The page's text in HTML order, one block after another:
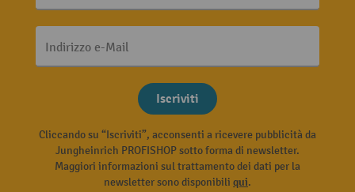
Indirizzo e-Mail
Iscriviti
Cliccando su “Iscriviti”, acconsenti a ricevere pubblicità da
Jungheinrich PROFISHOP sotto forma di newsletter.
Maggiori informazioni sul trattamento dei dati per la
newsletter sono disponibili qui.